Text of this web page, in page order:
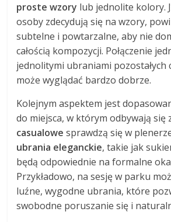
proste wzory lub jednolite kolory.
osoby zdecydują się na wzory,
subtelne i powtarzalne, aby nie
całością kompozycji. Połączenie
jednolitymi ubraniami pozostałych
może wyglądać bardzo dobrze.
Kolejnym aspektem jest
do miejsca, w którym odbywają się
casualowe sprawdzą się w
ubrania eleganckie, takie jak
będą odpowiednie na formalne
Przykładowo, na sesję w parku
luźne, wygodne ubrania, które
swobodne poruszanie się i